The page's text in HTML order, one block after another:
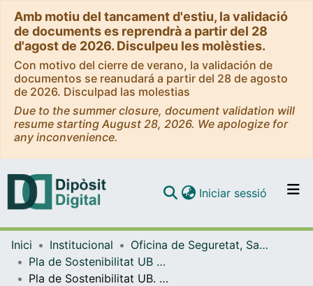
Amb motiu del tancament d'estiu, la validació
de documents es reprendrà a partir del 28
d'agost de 2026. Disculpeu les molèsties.
Con motivo del cierre de verano, la validación de
documentos se reanudará a partir del 28 de agosto
de 2026. Disculpad las molestias
Due to the summer closure, document validation will
resume starting August 28, 2026. We apologize for
any inconvenience.
Navega per tot el DD
Com publicar
Iniciar sessió (current)
Inici Institucional
Oficina de Seguretat, Salut i Medi Ambient (OSSMA)
Pla de Sostenibilitat UB (OSSMA)
Pla de Sostenibilitat UB. Memòria de seguiment 2018